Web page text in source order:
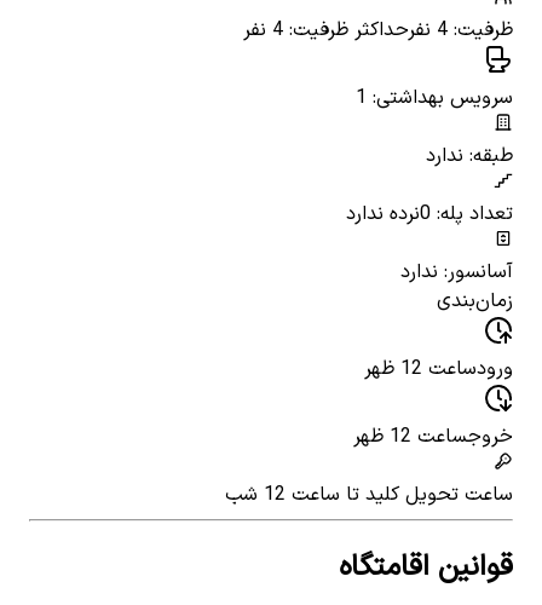
ظرفیت: 4 نفر
حداکثر ظرفیت: 4 نفر
سرویس بهداشتی: 1
طبقه: ندارد
تعداد پله: 0
نرده ندارد
آسانسور: ندارد
زمان‌بندی
ورودساعت 12 ظهر
خروجساعت 12 ظهر
ساعت تحویل کلید تا ساعت 12 شب
قوانین اقامتگاه